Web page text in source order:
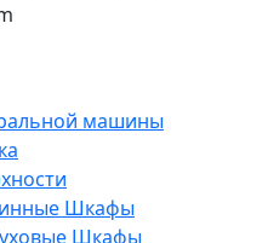
машины
Шкафы
Шкафы